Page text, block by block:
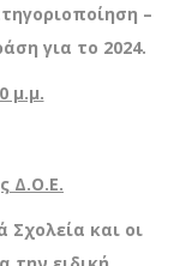
–
για το 2024.
μ.μ.
Δ.Ο.Ε.
Σχολεία και οι